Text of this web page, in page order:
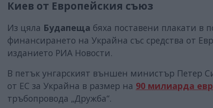
Киев от Европейския съюз
Из цяла Будапеща бяха поставени плакати
финансирането на Украйна със средства от
изданието РИА Новости.
В петък унгарският външен министър Петер
от ЕС за Украйна в размер на 90 милиарда
тръбопровода „Дружба“.